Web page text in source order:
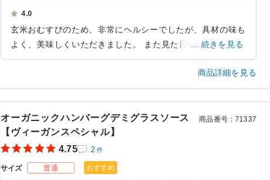
4.0
玄米おむすびのため、非常にヘルシーでしたが、具材の味も
よく、美味しくいただきました。 また見た目以上にボリュ
ームもあり、ちょうど良い量でした。 次回以降は、別の具
東京都港区芝浦2026/07/13
続きを見る
商品詳細を見る
オーガニックハンバーグデミグラスソース
【ヴィーガンスペシャル】
商品番号：71337
4.75 2 件
サイズ 普通 おすすめ